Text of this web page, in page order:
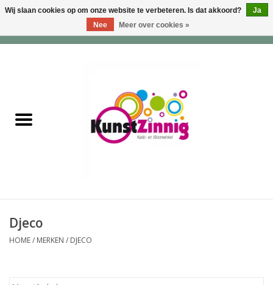
Wonen & Lifestyle
Tassen & Portemonnees
Djeco
HOME/ MERKEN / DJECO
Wij slaan cookies op om onze website te verbeteren. Is dat akkoord?
Ja
Nee
Meer over cookies »